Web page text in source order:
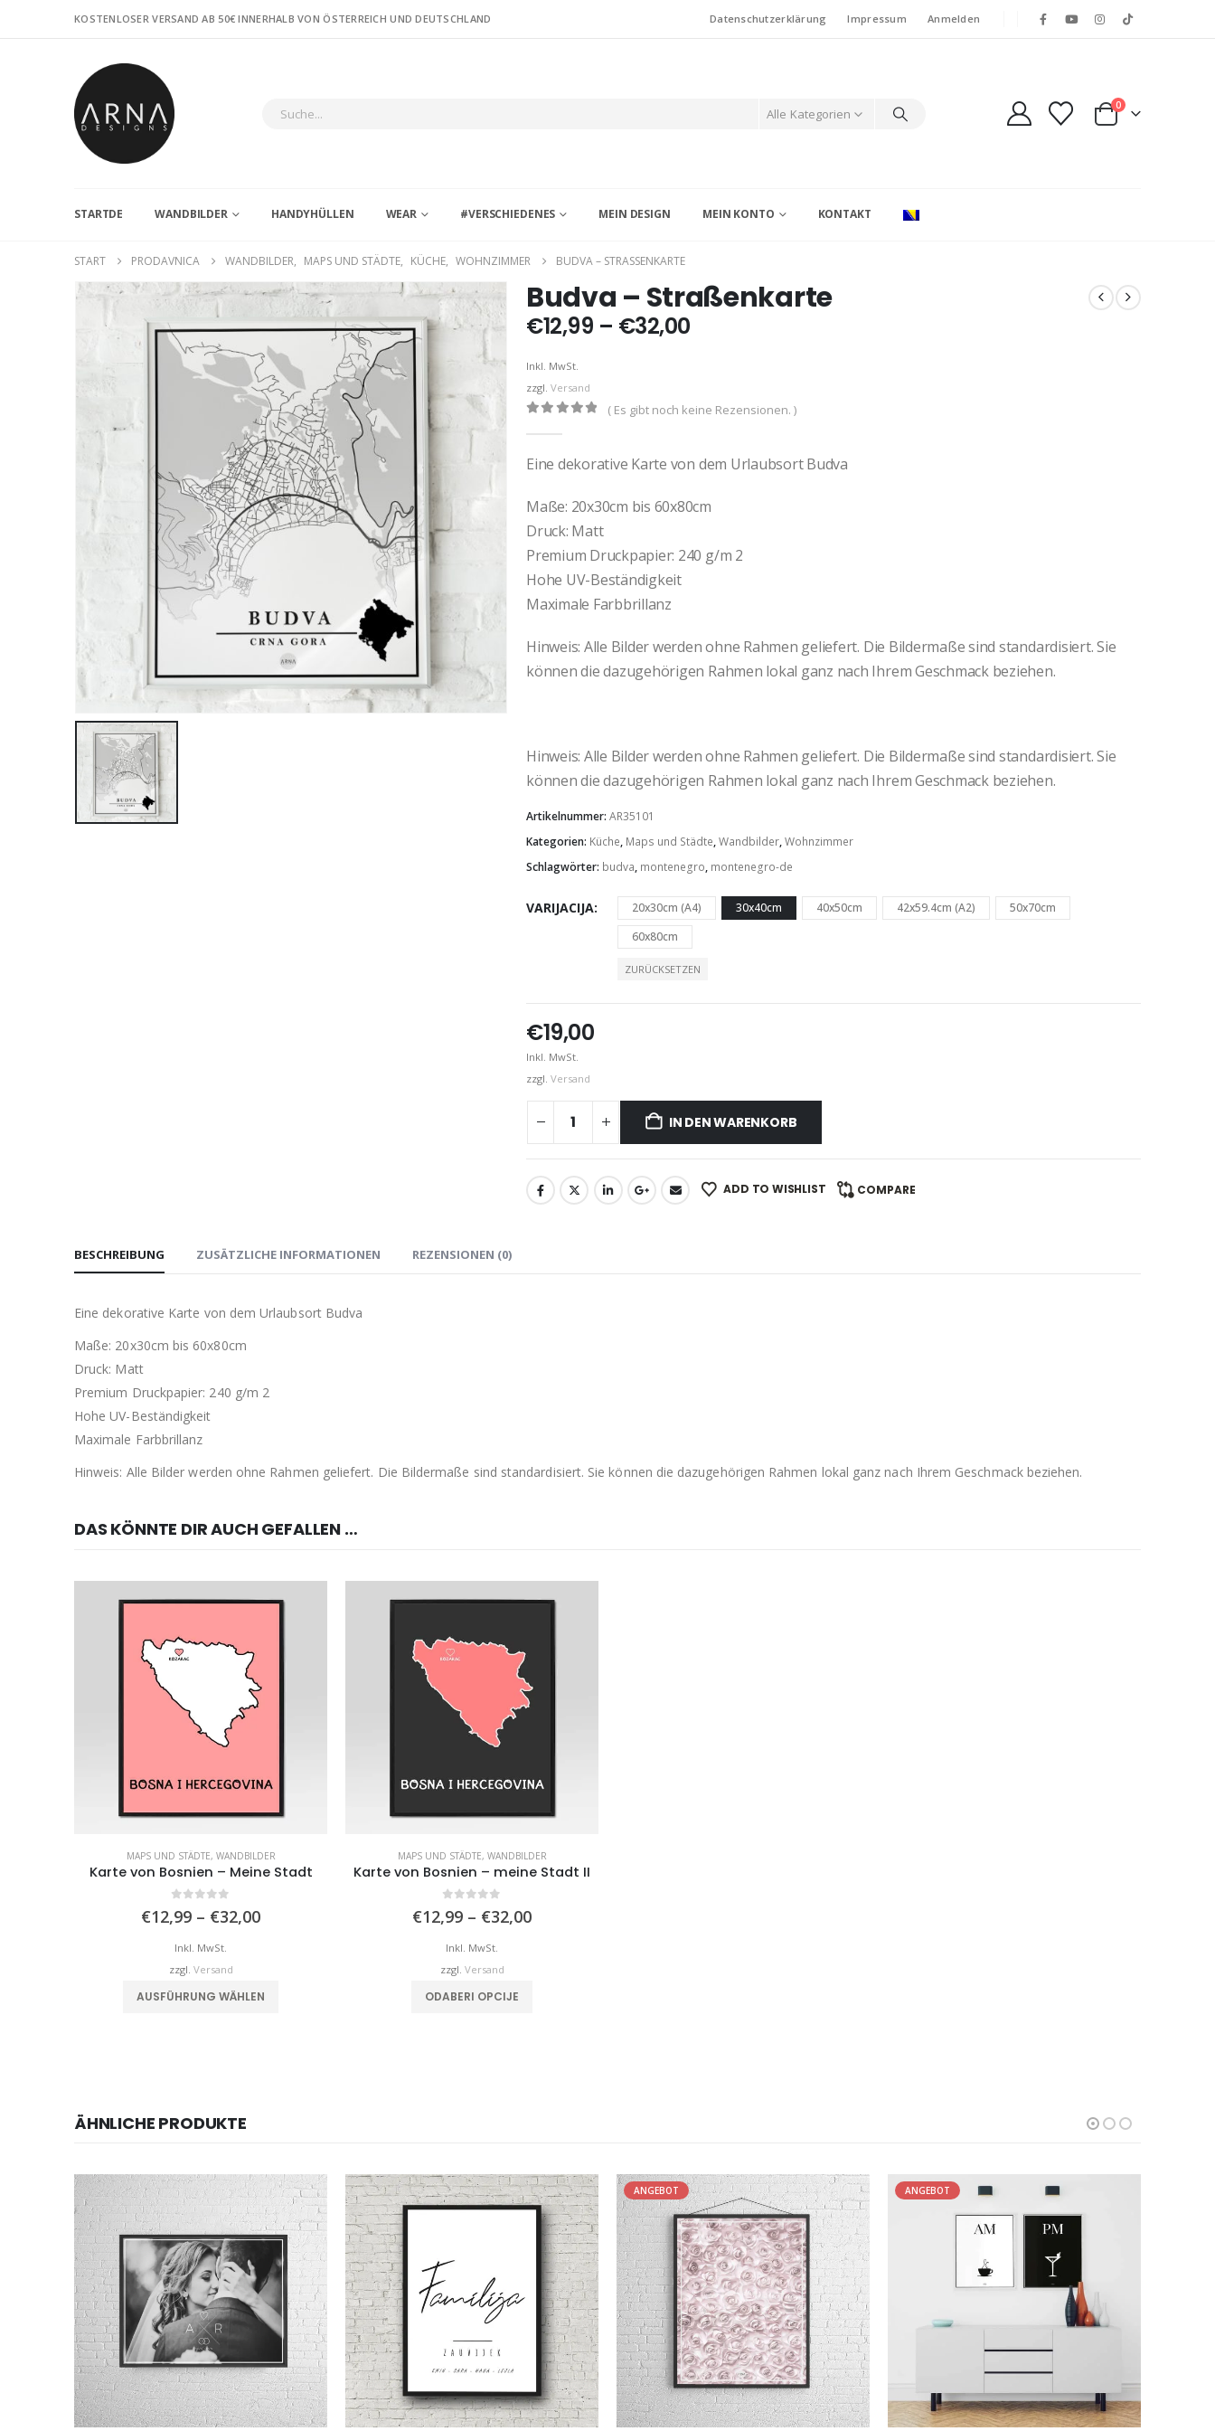
KOSTENLOSER VERSAND AB 50€ INNERHALB VON ÖSTERREICH UND DEUTSCHLAND Datenschutzerklärung Impressum Anmelden
Alle Kategorien
0
STARTDE WANDBILDER HANDYHÜLLEN WEAR #VERSCHIEDENES MEIN DESIGN MEIN KONTO KONTAKT
START PRODAVNICA WANDBILDER, MAPS UND STÄDTE, KÜCHE, WOHNZIMMER BUDVA – STRASSENKARTE
Budva – Straßenkarte
€12,99 – €32,00Preisspanne:
Inkl. MwSt.
zzgl. Versand
( Es gibt noch keine Rezensionen. )
Eine dekorative Karte von dem Urlaubsort Budva
Maße: 20x30cm bis 60x80cm
Druck: Matt
Premium Druckpapier: 240 g/m 2
Hohe UV-Beständigkeit
Maximale Farbbrillanz
Hinweis: Alle Bilder werden ohne Rahmen geliefert. Die Bildermaße sind standardisiert. Sie
können die dazugehörigen Rahmen lokal ganz nach Ihrem Geschmack beziehen.
Hinweis: Alle Bilder werden ohne Rahmen geliefert. Die Bildermaße sind standardisiert. Sie
können die dazugehörigen Rahmen lokal ganz nach Ihrem Geschmack beziehen.
Artikelnummer: AR35101
Kategorien: Küche, Maps und Städte,Wandbilder,Wohnzimmer
Schlagwörter: budva, montenegro, montenegro-de
VARIJACIJA 20x30cm (A4) 30x40cm 40x50cm 42x59.4cm (A2)
50x70cm
60x80cm
ZURÜCKSETZEN
€19,00
Inkl. MwSt.
zzgl. Versand
IN DEN WARENKORB
ADD TO WISHLIST COMPARE
BESCHREIBUNG ZUSÄTZLICHE INFORMATIONEN REZENSIONEN (0)
Eine dekorative Karte von dem Urlaubsort Budva
Maße: 20x30cm bis 60x80cm
Druck: Matt
Premium Druckpapier: 240 g/m 2
Hohe UV-Beständigkeit
Maximale Farbbrillanz
Hinweis: Alle Bilder werden ohne Rahmen geliefert. Die Bildermaße sind standardisiert. Sie können die dazugehörigen Rahmen lokal ganz nach Ihrem Geschmack beziehen.
DAS KÖNNTE DIR AUCH GEFALLEN …
MAPS UND STÄDTE, WANDBILDER
Karte von Bosnien – Meine Stadt
€12,99 – €32,00Preisspanne:
Inkl. MwSt.
zzgl. Versand
AUSFÜHRUNG WÄHLEN
MAPS UND STÄDTE, WANDBILDER
Karte von Bosnien – meine Stadt II
€12,99 – €32,00Preisspanne:
Inkl. MwSt.
zzgl. Versand
ODABERI OPCIJE
ÄHNLICHE PRODUKTE
ANGEBOT ANGEBOT